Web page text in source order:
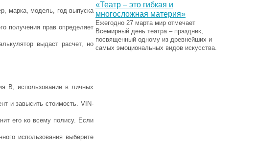
марка, модель, год выпуска
получения прав определяет
выдаст расчет, но
В, использование в личных
и завысить стоимость. VIN-
его ко всему полису. Если
использования выберите
«Театр – это гибкая и
многосложная материя»
Ежегодно 27 марта мир отмечает
Всемирный день театра – праздник,
посвященный одному из древнейших и
самых эмоциональных видов искусства.